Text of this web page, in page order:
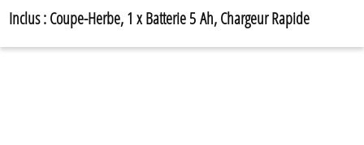
Inclus : Coupe-Herbe, 1 x Batterie 5 Ah, Chargeur Rapide